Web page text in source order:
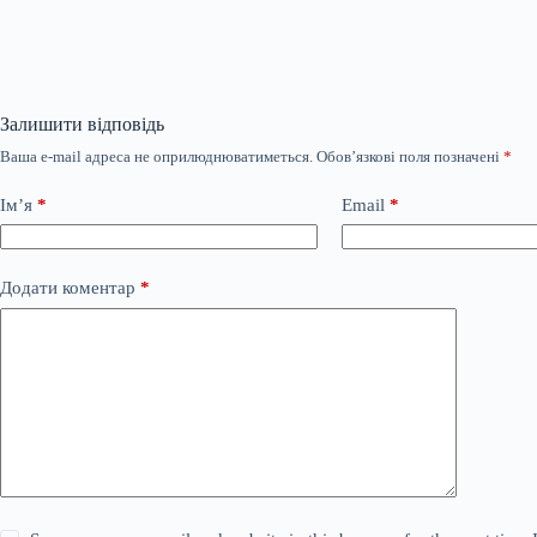
Залишити відповідь
Ваша e-mail адреса не оприлюднюватиметься. Обов’язкові поля позначені *
Ім’я * Email *
Додати коментар *